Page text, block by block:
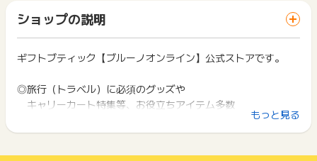
「 ショッピングでポイントGET 」ボタンを押した時とサービ
ス・お買い物利用時で、デバイス・ブラウザが異なる場合はポ
イント獲得ができません。
2回以上同じお買い物・サービスをご利用される場合は、毎回
タンを押してからご利用ください。
下記の事項に該当する場合、広告主側で対象外とみなし、「獲
い物を複数回ご利用された場合
一部のサービスにつきましては、1商品につき10円単位の金額
は切り捨てとなります。
ポイント獲得が1ポイント未満のものは切り捨てとなり、ポイ
ント履歴には記載されません。
原則として広告主側のポイント等を利用して支払われた金額分
につきましては、ポイントタウンのポイント獲得の対象には含
まれません。
広告主が運営しているサービスの都合もしくは会員様の都合で
商品の交換や一部でもキャンセルされた場合、ポイントが無効
になる可能性もございます。
ショップの説明
ギフトブティック【ブルーノオンライン】公式ストアです。
◎旅行（トラベル）に必須のグッズや
キャリーカート特集等、お役立ちアイテム多数
◎誕生日、記念日、ホワイトデーやバレンタインデー等
もっと見る